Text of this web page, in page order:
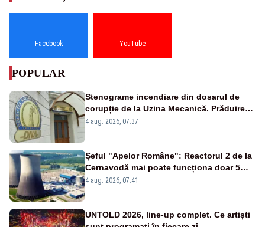
Facebook YouTube
POPULAR
Stenograme incendiare din dosarul de
corupție de la Uzina Mecanică. Prăduirea
banilor din programul SAFE, interceptată
4 aug. 2026, 07:37
Șeful "Apelor Române": Reactorul 2 de la
Cernavodă mai poate funcționa doar 5
zile
4 aug. 2026, 07:41
UNTOLD 2026, line-up complet. Ce artiști